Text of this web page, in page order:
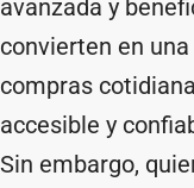
avanzada y
convierten en
compras
accesible y
Sin embargo,